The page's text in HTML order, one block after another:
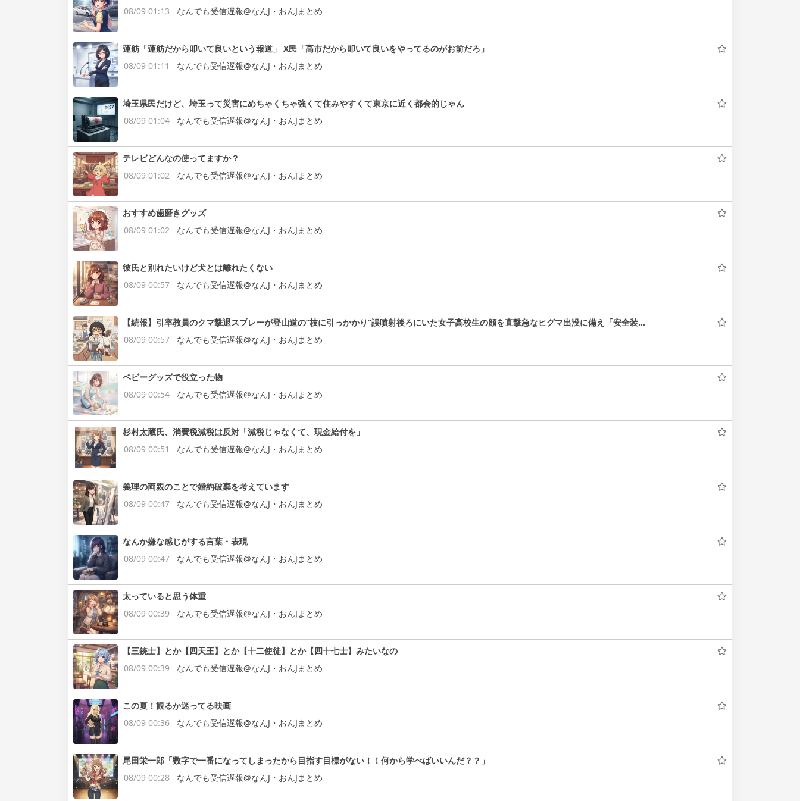
08/09 01:13
なんでも受信遅報@なんJ・おんJまとめ
蓮舫「蓮舫だから叩いて良いという報道」 X民「高市だから叩いて良いをやってるのがお前だろ」
08/09 01:11
なんでも受信遅報@なんJ・おんJまとめ
埼玉県民だけど、埼玉って災害にめちゃくちゃ強くて住みやすくて東京に近く都会的じゃん
08/09 01:04
なんでも受信遅報@なんJ・おんJまとめ
テレビどんなの使ってますか？
08/09 01:02
なんでも受信遅報@なんJ・おんJまとめ
おすすめ歯磨きグッズ
08/09 01:02
なんでも受信遅報@なんJ・おんJまとめ
彼氏と別れたいけど犬とは離れたくない
08/09 00:57
なんでも受信遅報@なんJ・おんJまとめ
【続報】引率教員のクマ撃退スプレーが登山道の”枝に引っかかり”誤噴射後ろにいた女子高校生の顔を直撃急なヒグマ出没に備え「安全装…
08/09 00:57
なんでも受信遅報@なんJ・おんJまとめ
ベビーグッズで役立った物
08/09 00:54
なんでも受信遅報@なんJ・おんJまとめ
杉村太蔵氏、消費税減税は反対「減税じゃなくて、現金給付を」
08/09 00:51
なんでも受信遅報@なんJ・おんJまとめ
義理の両親のことで婚約破棄を考えています
08/09 00:47
なんでも受信遅報@なんJ・おんJまとめ
なんか嫌な感じがする言葉・表現
08/09 00:47
なんでも受信遅報@なんJ・おんJまとめ
太っていると思う体重
08/09 00:39
なんでも受信遅報@なんJ・おんJまとめ
【三銃士】とか【四天王】とか【十二使徒】とか【四十七士】みたいなの
08/09 00:39
なんでも受信遅報@なんJ・おんJまとめ
この夏！観るか迷ってる映画
08/09 00:36
なんでも受信遅報@なんJ・おんJまとめ
尾田栄一郎「数字で一番になってしまったから目指す目標がない！！何から学べばいいんだ？？」
08/09 00:28
なんでも受信遅報@なんJ・おんJまとめ